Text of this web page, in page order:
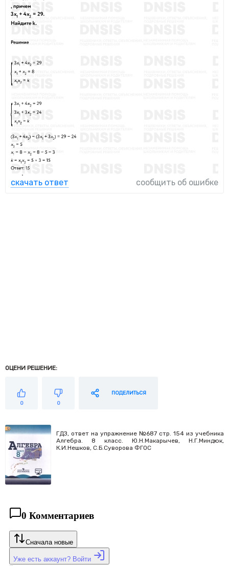
скачать ответ сообщить об ошибке
ОЦЕНИ РЕШЕНИЕ:
0 0
ПОДЕЛИТЬСЯ
ГДЗ, ответ на упражнение №687 стр. 154 из учебника
Алгебра. 8 класс. Ю.Н.Макарычев, Н.Г.Миндюк,
К.И.Нешков, С.Б.Суворова ФГОС